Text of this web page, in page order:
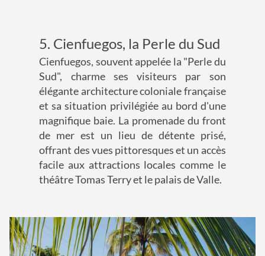
5. Cienfuegos, la Perle du Sud
Cienfuegos, souvent appelée la "Perle du
Sud", charme ses visiteurs par son
élégante architecture coloniale française
et sa situation privilégiée au bord d'une
magnifique baie. La promenade du front
de mer est un lieu de détente prisé,
offrant des vues pittoresques et un accès
facile aux attractions locales comme le
théâtre Tomas Terry et le palais de Valle.